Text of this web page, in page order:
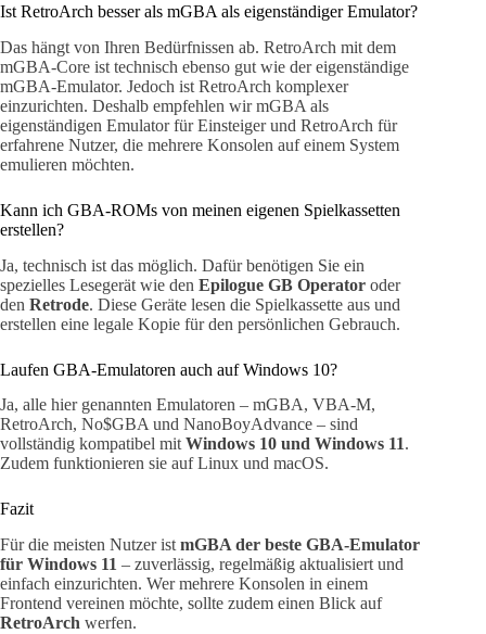
Ist RetroArch besser als mGBA als eigenständiger Emulator?
Das hängt von Ihren Bedürfnissen ab. RetroArch mit dem
mGBA-Core ist technisch ebenso gut wie der eigenständige
mGBA-Emulator. Jedoch ist RetroArch komplexer
einzurichten. Deshalb empfehlen wir mGBA als
eigenständigen Emulator für Einsteiger und RetroArch für
erfahrene Nutzer, die mehrere Konsolen auf einem System
emulieren möchten.
Kann ich GBA-ROMs von meinen eigenen Spielkassetten
erstellen?
Ja, technisch ist das möglich. Dafür benötigen Sie ein
spezielles Lesegerät wie den Epilogue GB Operator oder
den Retrode. Diese Geräte lesen die Spielkassette aus und
erstellen eine legale Kopie für den persönlichen Gebrauch.
Laufen GBA-Emulatoren auch auf Windows 10?
Ja, alle hier genannten Emulatoren – mGBA, VBA-M,
RetroArch, No$GBA und NanoBoyAdvance – sind
vollständig kompatibel mitWindows 10 und Windows 11.
Zudem funktionieren sie auf Linux und macOS.
Fazit
Für die meisten Nutzer ist mGBA der beste GBA-Emulator
für Windows 11 – zuverlässig, regelmäßig aktualisiert und
einfach einzurichten. Wer mehrere Konsolen in einem
Frontend vereinen möchte, sollte zudem einen Blick auf
RetroArch werfen.